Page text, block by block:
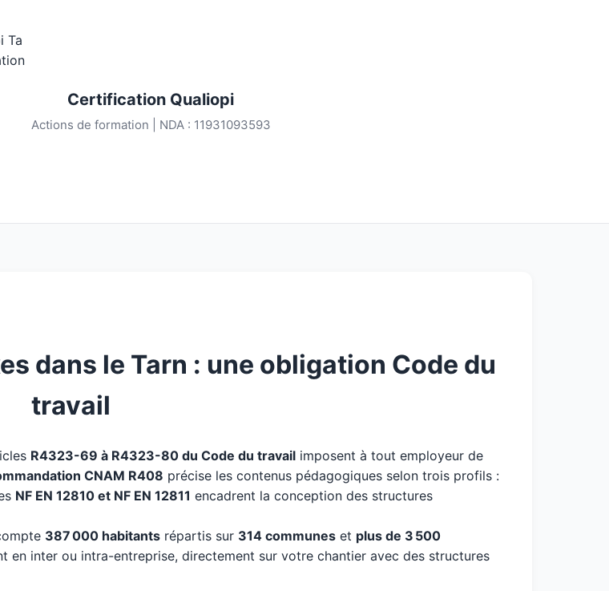
Certification Qualiopi
Actions de formation | NDA : 11931093593
dans le Tarn : une obligation Code du
travail
R4323-69 à R4323-80 du Code du travail imposent à tout employeur de
CNAM R408 précise les contenus pédagogiques selon trois profils :
NF EN 12810 et NF EN 12811 encadrent la conception des structures
387 000 habitants répartis sur 314 communes et plus de 3 500
en inter ou intra-entreprise, directement sur votre chantier avec des structures